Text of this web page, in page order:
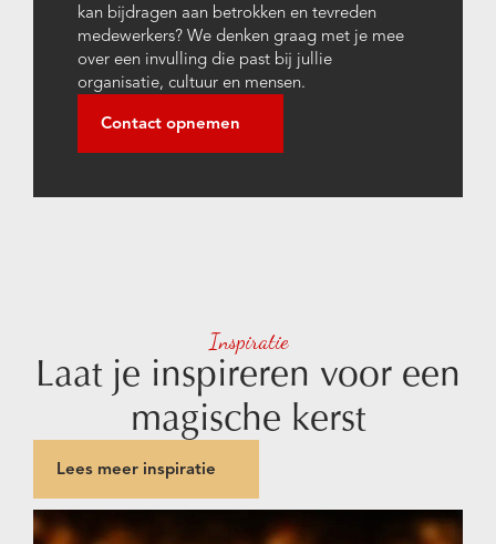
kan bijdragen aan betrokken en tevreden
medewerkers? We denken graag met je mee
over een invulling die past bij jullie
organisatie, cultuur en mensen.
Contact opnemen
Inspiratie
Laat je inspireren voor een
magische kerst
Lees meer inspiratie